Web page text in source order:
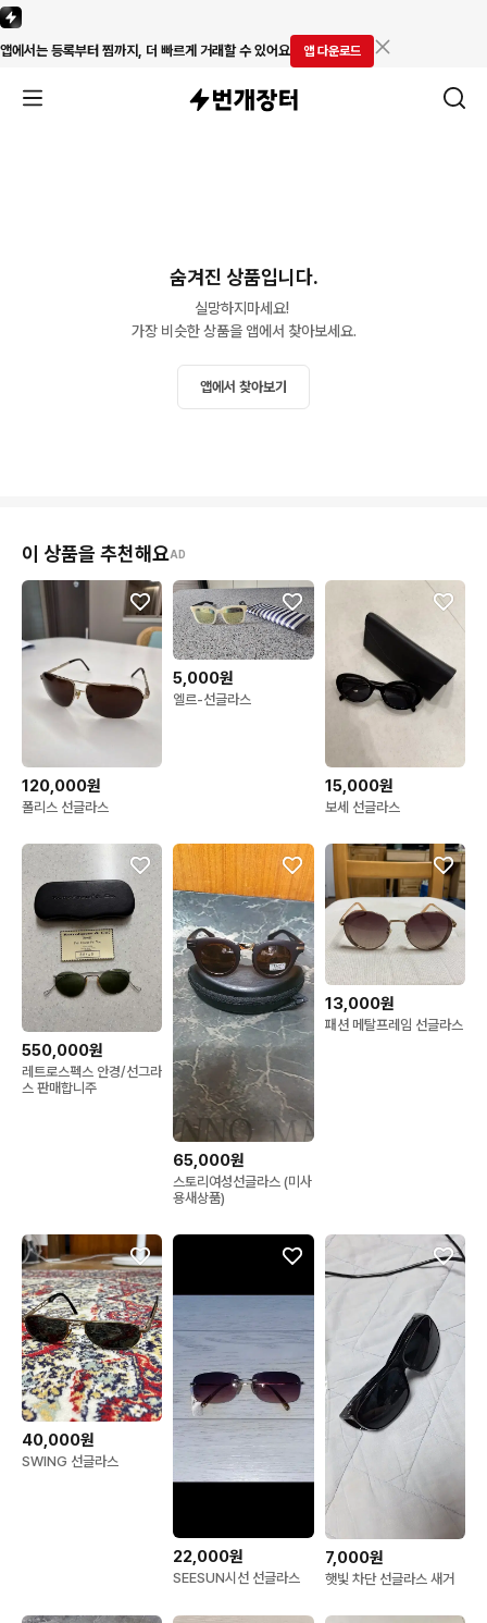
앱에서는 등록부터 찜까지, 더 빠르게 거래할 수 있어요 앱 다운로드
숨겨진 상품입니다.
실망하지마세요!
가장 비슷한 상품을 앱에서 찾아보세요.
앱에서 찾아보기
이 상품을 추천해요AD
120,000원
폴리스 선글라스
5,000원
엘르-선글라스
15,000원
보세 선글라스
550,000원
레트로스펙스 안경/선그라
스 판매합니주
65,000원
스토리여성선글라스 (미사
용새상품)
13,000원
패션 메탈프레임 선글라스
40,000원
SWING 선글라스
22,000원
SEESUN시선 선글라스
7,000원
햇빛 차단 선글라스 새거